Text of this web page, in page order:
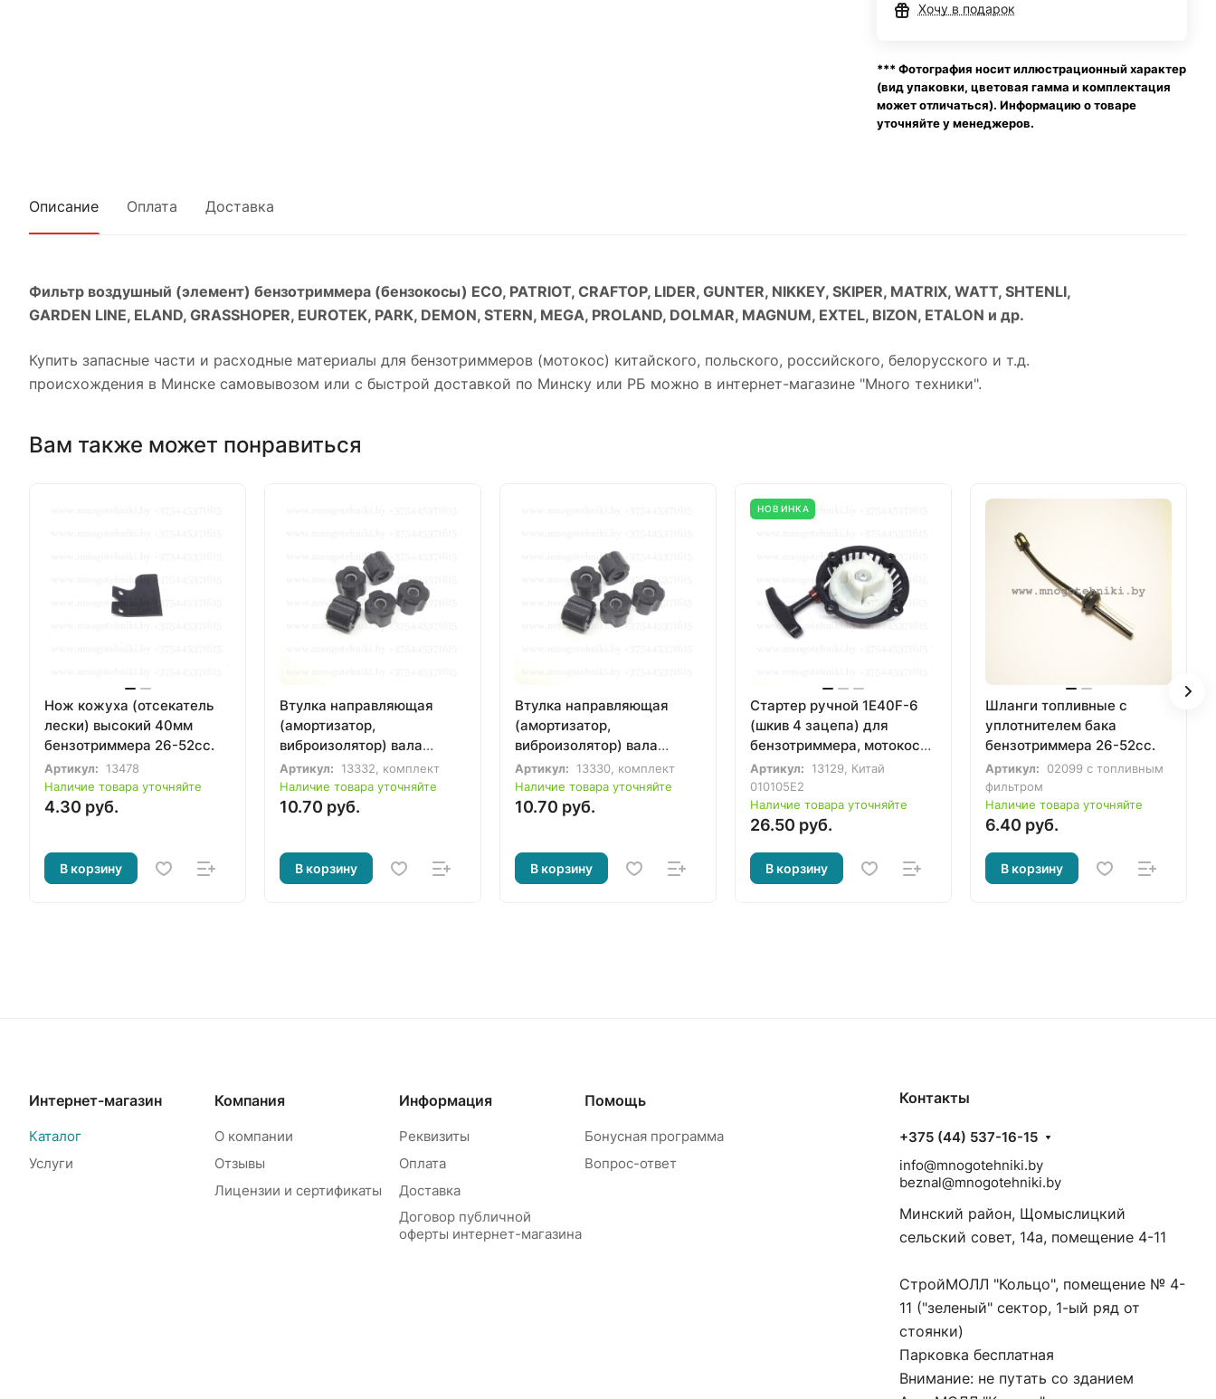
Хочу в подарок
*** Фотография носит иллюстрационный характер
(вид упаковки, цветовая гамма и комплектация
может отличаться). Информацию о товаре
уточняйте у менеджеров.
Описание Оплата Доставка
Фильтр воздушный (элемент) бензотриммера (бензокосы) ECO, PATRIOT, CRAFTOP, LIDER, GUNTER, NIKKEY, SKIPER, MATRIX, WATT, SHTENLI,
GARDEN LINE, ELAND, GRASSHOPER, EUROTEK, PARK, DEMON, STERN, MEGA, PROLAND, DOLMAR, MAGNUM, EXTEL, BIZON, ETALON и др.
Купить запасные части и расходные материалы для бензотриммеров (мотокос) китайского, польского, российского, белорусского и т.д.
происхождения в Минске самовывозом или с быстрой доставкой по Минску или РБ можно в интернет-магазине "Много техники".
Вам также может понравиться
Нож кожуха (отсекатель
лески) высокий 40мм
бензотриммера 26-52сс.
Артикул:
13478
Наличие товара уточняйте
4.30 руб.
В корзину
Втулка направляющая
(амортизатор,
виброизолятор) вала
8мм/26мм для
бензотриммера (комплект
5шт)
Артикул:
13332, комплект
Наличие товара уточняйте
10.70 руб.
В корзину
Втулка направляющая
(амортизатор,
виброизолятор) вала
7мм/26мм для
бензотриммера (комплект
5шт)
Артикул:
13330, комплект
Наличие товара уточняйте
10.70 руб.
В корзину
НОВИНКА
Стартер ручной 1E40F-6
(шкив 4 зацепа) для
бензотриммера, мотокосы
Makita Robin NB411 CG411
RBC411, мотопомпы ECO
WP-152C
Артикул:
13129, Китай
010105Е2
Наличие товара уточняйте
26.50 руб.
В корзину
Шланги топливные с
уплотнителем бака
бензотриммера 26-52сс.
Артикул:
02099 с топливным
фильтром
Наличие товара уточняйте
6.40 руб.
В корзину
Интернет-магазин
Каталог
Услуги
Компания
О компании
Отзывы
Лицензии и сертификаты
Информация
Реквизиты
Оплата
Доставка
Договор публичной
оферты интернет-магазина
Помощь
Бонусная программа
Вопрос-ответ
Контакты
+375 (44) 537-16-15
info@mnogotehniki.by
beznal@mnogotehniki.by
Минский район, Щомыслицкий
сельский совет, 14а, помещение 4-11
СтройМОЛЛ "Кольцо", помещение № 4-
11 ("зеленый" сектор, 1-ый ряд от
стоянки)
Парковка бесплатная
Внимание: не путать со зданием